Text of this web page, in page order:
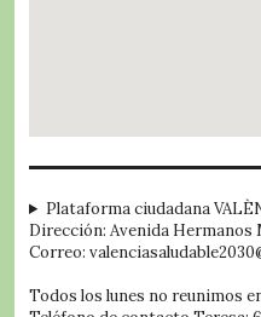
Plataforma ciudadana
Dirección: Avenida Hermanos
Correo:
Todos los lunes no reunimos